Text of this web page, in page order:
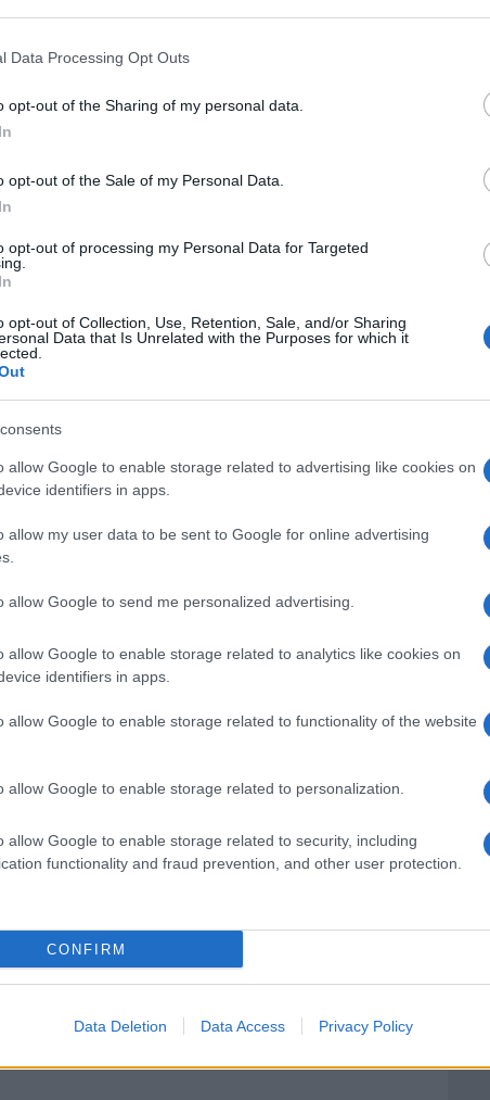
Data Processing Opt Outs
opt-out of the Sharing of my personal data.
opt-out of the Sale of my Personal Data.
opt-out of processing my Personal Data for Targeted
opt-out of Collection, Use, Retention, Sale, and/or Sharing
Data that Is Unrelated with the Purposes for which it
allow Google to enable storage related to advertising like cookies on
identifiers in apps.
allow my user data to be sent to Google for online advertising
allow Google to send me personalized advertising.
allow Google to enable storage related to analytics like cookies on
identifiers in apps.
allow Google to enable storage related to functionality of the website
allow Google to enable storage related to personalization.
allow Google to enable storage related to security, including
functionality and fraud prevention, and other user protection.
CONFIRM
Data Deletion Data Access Privacy Policy
le joueur arrivé au club en 2022 a fait
Le manager toulousain souligne cette
Il a privilégié ses études : c'est
delà du symbole. François Trinh-Duc a
des discrets ». C'est un peu ça. Celle des
ou (Guillaume) Cramont."
du recrutement
révèle une anecdote surprenante.
d'Antoine Dupontdans l'arrivée de son
: "Pour la petite histoire, c'est Antoine qui
attention : à un moment, ça va frotter
de copaings ♥️?
concurrence au@StadeToulousain, et
avec Antoine
September 10, 2025